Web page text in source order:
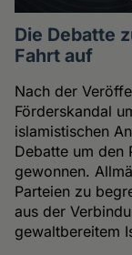
Die Debatte
Fahrt auf
Nach der
Förderskandal
islamistischen
Debatte um den
gewonnen.
Parteien zu
aus der
gewaltbereitem